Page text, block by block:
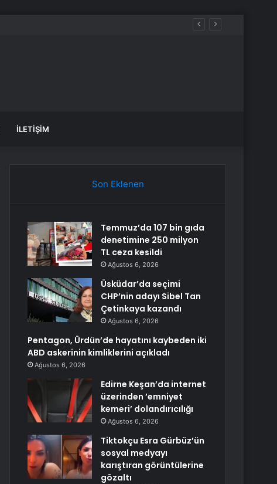
İLETIŞIM
Son Eklenen
Temmuz’da 107 bin gıda
denetimine 250 milyon
TL ceza kesildi
Ağustos 6, 2026
Üsküdar’da seçimi
CHP’nin adayı Sibel Tan
Çetinkaya kazandı
Ağustos 6, 2026
Pentagon, Ürdün’de hayatını kaybeden iki
ABD askerinin kimliklerini açıkladı
Ağustos 6, 2026
Edirne Keşan’da internet
üzerinden ’emniyet
kemeri’ dolandırıcılığı
Ağustos 6, 2026
Tiktokçu Esra Gürbüz’ün
sosyal medyayı
karıştıran görüntülerine
gözaltı